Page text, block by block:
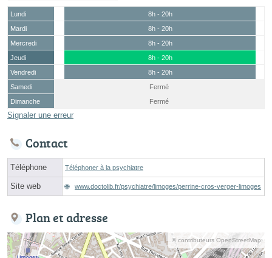
Lundi
8h - 20h
Mardi
8h - 20h
Mercredi
8h - 20h
Jeudi
8h - 20h
Vendredi
8h - 20h
Samedi
Fermé
Dimanche
Fermé
Signaler une erreur
Contact
Téléphone Téléphoner à la psychiatre
Site web www.doctolib.fr/psychiatre/limoges/perrine-cros-verger-limoges
Plan et adresse
© contributeurs OpenStreetMap